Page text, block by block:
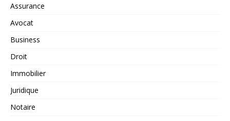
Assurance
Avocat
Business
Droit
Immobilier
Juridique
Notaire